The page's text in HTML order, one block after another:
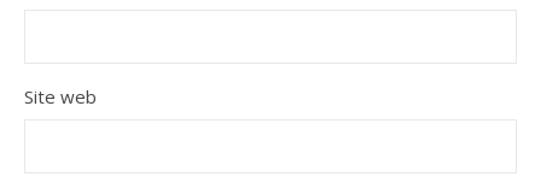
Site web